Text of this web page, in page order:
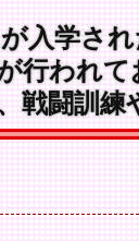
入学され
行われて
闘訓練